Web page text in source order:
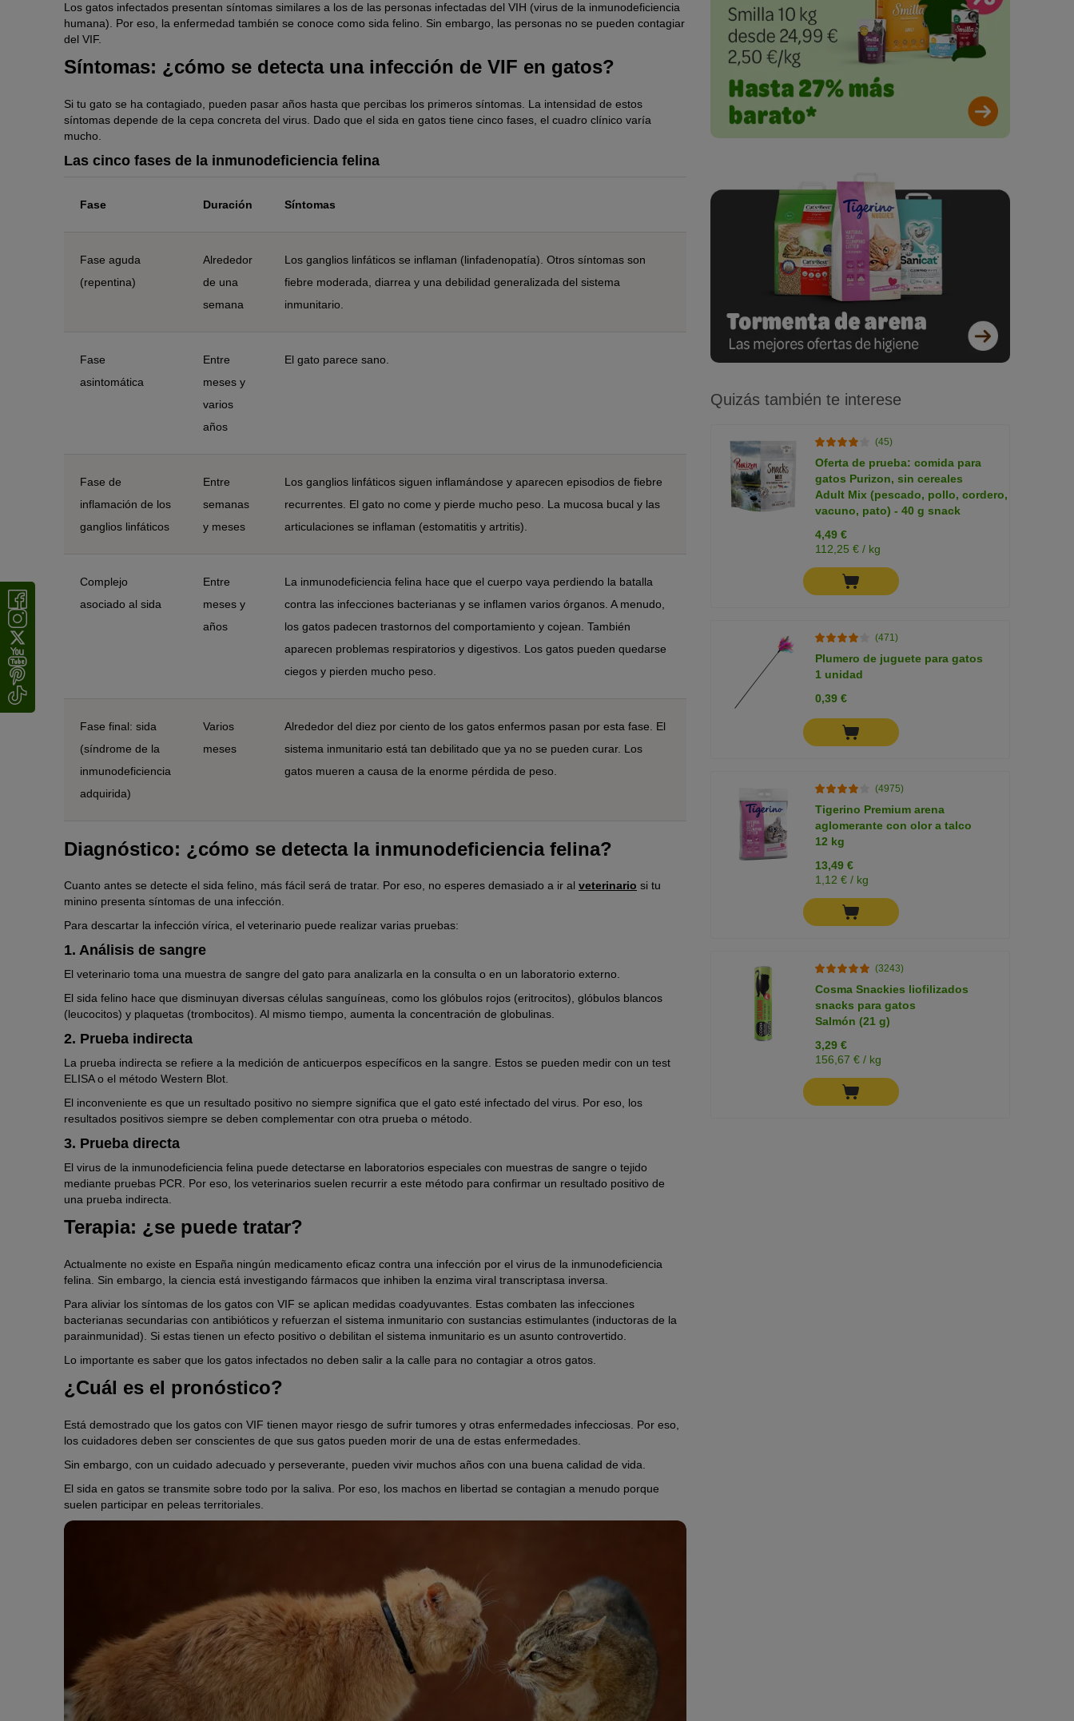
Los gatos infectados presentan síntomas similares a los de las personas infectadas del VIH (virus de la inmunodeficiencia
humana). Por eso, la enfermedad también se conoce como sida felino. Sin embargo, las personas no se pueden contagiar
del VIF.
Síntomas: ¿cómo se detecta una infección de VIF en gatos?
Si tu gato se ha contagiado, pueden pasar años hasta que percibas los primeros síntomas. La intensidad de estos
síntomas depende de la cepa concreta del virus. Dado que el sida en gatos tiene cinco fases, el cuadro clínico varía
mucho.
Las cinco fases de la inmunodeficiencia felina
Fase Duración Síntomas
Fase aguda
(repentina)
Alrededor
de una
semana
Los ganglios linfáticos se inflaman (linfadenopatía). Otros síntomas son
fiebre moderada, diarrea y una debilidad generalizada del sistema
inmunitario.
Fase
asintomática
Entre
meses y
varios
años
El gato parece sano.
Fase de
inflamación de los
ganglios linfáticos
Entre
semanas
y meses
Los ganglios linfáticos siguen inflamándose y aparecen episodios de fiebre
recurrentes. El gato no come y pierde mucho peso. La mucosa bucal y las
articulaciones se inflaman (estomatitis y artritis).
Complejo
asociado al sida
Entre
meses y
años
La inmunodeficiencia felina hace que el cuerpo vaya perdiendo la batalla
contra las infecciones bacterianas y se inflamen varios órganos. A menudo,
los gatos padecen trastornos del comportamiento y cojean. También
aparecen problemas respiratorios y digestivos. Los gatos pueden quedarse
ciegos y pierden mucho peso.
Fase final: sida
(síndrome de la
inmunodeficiencia
adquirida)
Varios
meses
Alrededor del diez por ciento de los gatos enfermos pasan por esta fase. El
sistema inmunitario está tan debilitado que ya no se pueden curar. Los
gatos mueren a causa de la enorme pérdida de peso.
Diagnóstico: ¿cómo se detecta la inmunodeficiencia felina?
Cuanto antes se detecte el sida felino, más fácil será de tratar. Por eso, no esperes demasiado a ir al veterinario si tu
minino presenta síntomas de una infección.
Para descartar la infección vírica, el veterinario puede realizar varias pruebas:
1. Análisis de sangre
El veterinario toma una muestra de sangre del gato para analizarla en la consulta o en un laboratorio externo.
El sida felino hace que disminuyan diversas células sanguíneas, como los glóbulos rojos (eritrocitos), glóbulos blancos
(leucocitos) y plaquetas (trombocitos). Al mismo tiempo, aumenta la concentración de globulinas.
2. Prueba indirecta
La prueba indirecta se refiere a la medición de anticuerpos específicos en la sangre. Estos se pueden medir con un test
ELISA o el método Western Blot.
El inconveniente es que un resultado positivo no siempre significa que el gato esté infectado del virus. Por eso, los
resultados positivos siempre se deben complementar con otra prueba o método.
3. Prueba directa
El virus de la inmunodeficiencia felina puede detectarse en laboratorios especiales con muestras de sangre o tejido
mediante pruebas PCR. Por eso, los veterinarios suelen recurrir a este método para confirmar un resultado positivo de
una prueba indirecta.
Terapia: ¿se puede tratar?
Actualmente no existe en España ningún medicamento eficaz contra una infección por el virus de la inmunodeficiencia
felina. Sin embargo, la ciencia está investigando fármacos que inhiben la enzima viral transcriptasa inversa.
Para aliviar los síntomas de los gatos con VIF se aplican medidas coadyuvantes. Estas combaten las infecciones
bacterianas secundarias con antibióticos y refuerzan el sistema inmunitario con sustancias estimulantes (inductoras de la
parainmunidad). Si estas tienen un efecto positivo o debilitan el sistema inmunitario es un asunto controvertido.
Lo importante es saber que los gatos infectados no deben salir a la calle para no contagiar a otros gatos.
¿Cuál es el pronóstico?
Está demostrado que los gatos con VIF tienen mayor riesgo de sufrir tumores y otras enfermedades infecciosas. Por eso,
los cuidadores deben ser conscientes de que sus gatos pueden morir de una de estas enfermedades.
Sin embargo, con un cuidado adecuado y perseverante, pueden vivir muchos años con una buena calidad de vida.
El sida en gatos se transmite sobre todo por la saliva. Por eso, los machos en libertad se contagian a menudo porque
suelen participar en peleas territoriales.
Quizás también te interese
(45)
Oferta de prueba: comida para
gatos Purizon, sin cereales
Adult Mix (pescado, pollo, cordero,
vacuno, pato) - 40 g snack
4,49 €
112,25 € / kg
(471)
Plumero de juguete para gatos
1 unidad
0,39 €
(4975)
Tigerino Premium arena
aglomerante con olor a talco
12 kg
13,49 €
1,12 € / kg
(3243)
Cosma Snackies liofilizados
snacks para gatos
Salmón (21 g)
3,29 €
156,67 € / kg